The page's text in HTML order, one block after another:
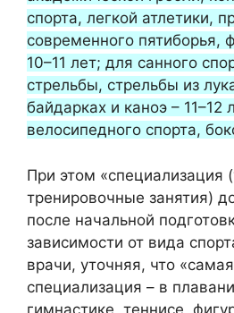
спорта, легкой атлетики,
современного пятиборья,
10–11 лет; для санного
стрельбы, стрельбы из
байдарках и каноэ – 11–12
велосипедного спорта,
При этом «специализация
тренировочные занятия)
после начальной
зависимости от вида
врачи, уточняя, что
специализация – в
гимнастике, теннисе,